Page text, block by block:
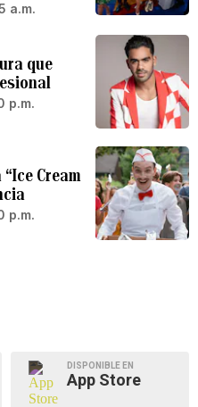
a.m.
que
p.m.
Cream
p.m.
DISPONIBLE EN
App Store